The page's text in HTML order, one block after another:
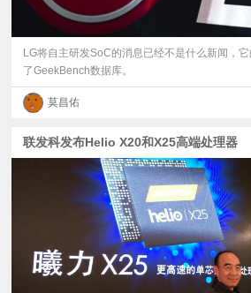
LG将自主研发SoC的消息已经不是什么新闻，
了GeekBench数据库。
莫昌佑
联发科发布Helio X20和X25高端处理器